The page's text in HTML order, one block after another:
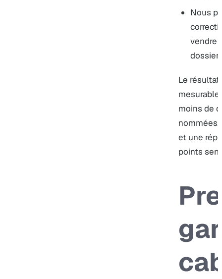
Nous
vendre
dossier
Le
mesurable
moins de
nommées,
et une
points